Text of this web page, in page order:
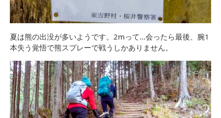
夏は熊の出没が多いようです。2mって…会ったら最後、腕1
本失う覚悟で熊スプレーで戦うしかありません。